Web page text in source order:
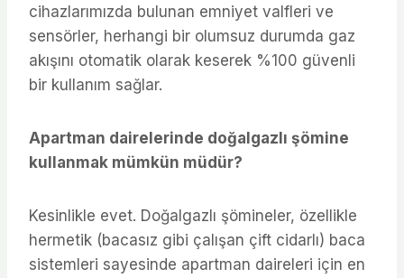
cihazlarımızda bulunan emniyet valfleri ve
sensörler, herhangi bir olumsuz durumda gaz
akışını otomatik olarak keserek %100 güvenli
bir kullanım sağlar.
Apartman dairelerinde doğalgazlı şömine
kullanmak mümkün müdür?
Kesinlikle evet. Doğalgazlı şömineler, özellikle
hermetik (bacasız gibi çalışan çift cidarlı) baca
sistemleri sayesinde apartman daireleri için en